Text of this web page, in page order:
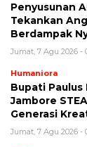
Penyusunan
Tekankan
Berdampak
Jumat, 7 Agu 2026 -
Humaniora
Bupati Paulus
Jambore
Generasi
Jumat, 7 Agu 2026 -